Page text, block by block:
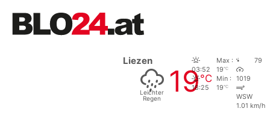
Liezen
Leichter
Regen
19°C
03:52
18:25
Max :
19°C
Min :
19°C
79
1019
WSW
1.01 km/h